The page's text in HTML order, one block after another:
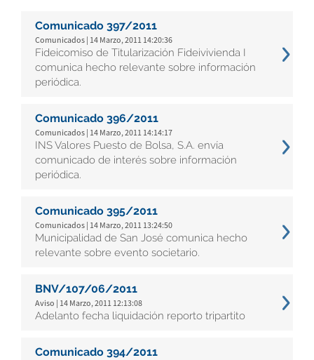
Comunicado 397/2011
Comunicados | 14 Marzo, 2011 14:20:36
Fideicomiso de Titularización Fideivivienda I
comunica hecho relevante sobre información
periódica.
Comunicado 396/2011
Comunicados | 14 Marzo, 2011 14:14:17
INS Valores Puesto de Bolsa, S.A. envía
comunicado de interés sobre información
periódica.
Comunicado 395/2011
Comunicados | 14 Marzo, 2011 13:24:50
Municipalidad de San José comunica hecho
relevante sobre evento societario.
BNV/107/06/2011
Aviso | 14 Marzo, 2011 12:13:08
Adelanto fecha liquidación reporto tripartito
Comunicado 394/2011